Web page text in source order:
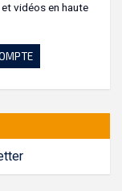
vidéos en haute